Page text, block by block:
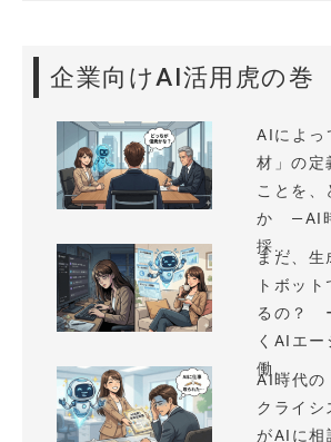
企業向けAI活用虎の巻
AIによっ
材」の定
ことを、
か —AI
採...
まだ、生
トボッ
るの？
くAIエー
働...
AI時代の
クライ
がAIに相